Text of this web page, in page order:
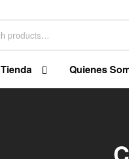
Tienda Quienes